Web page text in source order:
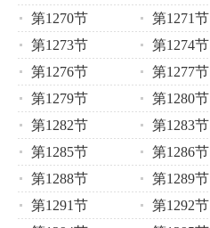
第1270节
第1271节
第1273节
第1274节
第1276节
第1277节
第1279节
第1280节
第1282节
第1283节
第1285节
第1286节
第1288节
第1289节
第1291节
第1292节